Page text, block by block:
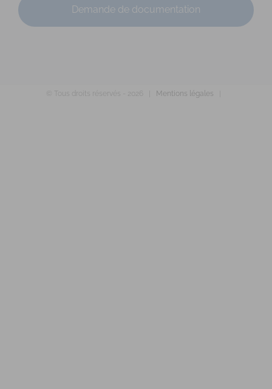
Demande de documentation
© Tous droits réservés - Mentions légales